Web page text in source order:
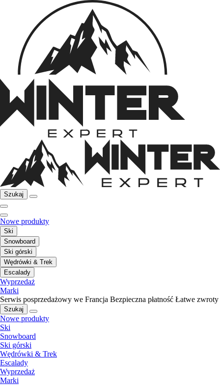
Szukaj
Nowe produkty
Ski
Snowboard
Ski górski
Wędrówki & Trek
Escalady
Wyprzedaż
Marki
Serwis posprzedażowy we Francja Bezpieczna płatność Łatwe zwroty
Szukaj
Nowe produkty
Ski
Snowboard
Ski górski
Wędrówki & Trek
Escalady
Wyprzedaż
Marki